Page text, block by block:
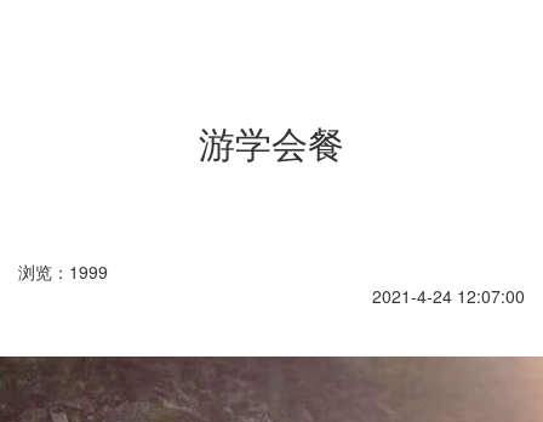
游学会餐
浏览：1999
2021-4-24 12:07:00